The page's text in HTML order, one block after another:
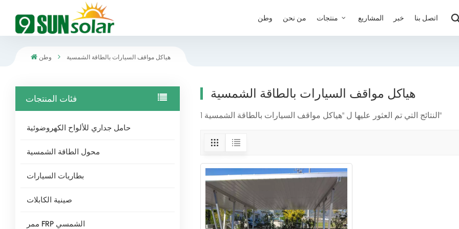
وطن من نحن المشاريع خبر اتصل بنا
وطن هياكل مواقف السيارات بالطاقة الشمسية
فئات المنتجات
حامل جداري للألواح الكهروضوئية
محول الطاقة الشمسية
بطاريات السيارات
صينية الكابلات
ممر FRP الشمسي
هياكل مواقف السيارات بالطاقة الشمسية
1 النتائج التي تم العثور عليها ل "هياكل مواقف السيارات بالطاقة الشمسية"